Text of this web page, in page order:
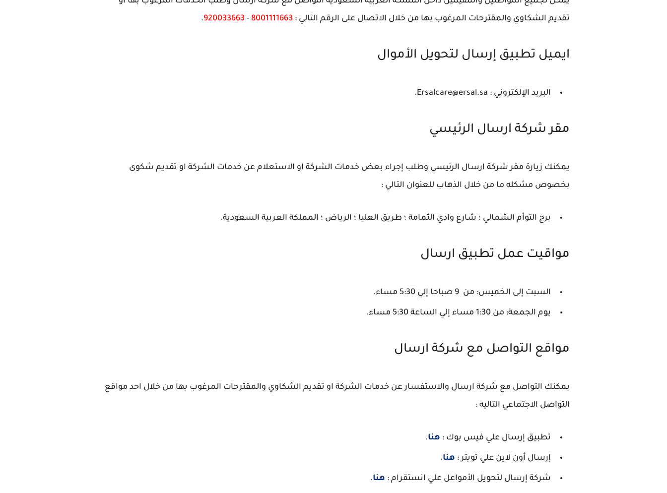
تقديم الشكاوي والمقترحات المرغوب بها من خلال الاتصال على الرقم التالي : 8001111663
-
920033663
.
ايميل تطبيق إرسال لتحويل الأموال
البريد الإلكتروني : Ersalcare@ersal.sa.
مقر شركة ارسال الرئيسي
يمكنك زيارة مقر شركة ارسال الرئيسي وطلب إجراء بعض خدمات الشركة او الاستعلام عن خدمات الشركة او تقديم شكوى
بخصوص مشكله ما من خلال الذهاب للعنوان التالي :
برج التوأم الشمالي ؛ شارع وادي الثمامة ؛ طريق العليا ؛ الرياض ؛ المملكة العربية السعودية.
مواقيت عمل تطبيق ارسال
السبت إلى الخميس: من 9 صباحا إلي 5:30 مساء.
يوم الجمعة: من 1:30 مساء إلي الساعة 5:30 مساء.
مواقع التواصل مع شركة ارسال
يمكنك التواصل مع شركة ارسال والاستفسار عن خدمات الشركة او تقديم الشكاوي والمقترحات المرغوب بها من خلال احد مواقع
التواصل الاجتماعي التاليه :
تطبيق إرسال علي فيس بوك : هنا.
إرسال أون لاين علي تويتر : هنا.
شركة إرسال لتحويل الأمواعل علي انستقرام : هنا.